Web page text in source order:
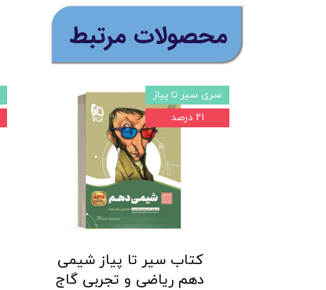
​محصولات مرتبط
کتاب سیر تا پیاز شیمی
دهم ریاضی و تجربی گاج
سری سیر تا پیاز
۲۱ درصد